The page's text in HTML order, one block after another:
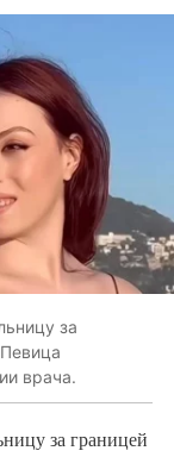
за
врача.
за границей